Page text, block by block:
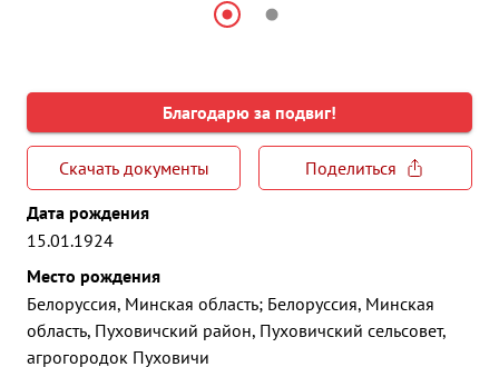
Благодарю за подвиг!
Скачать документы
Поделиться
Дата рождения
15.01.1924
Место рождения
Белоруссия, Минская область; Белоруссия, Минская
область, Пуховичский район, Пуховичский сельсовет,
агрогородок Пуховичи